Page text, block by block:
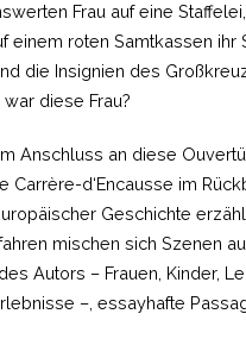
Frau auf eine
einem roten Samtkassen ihr
die Insignien des
diese Frau?
Anschluss an diese
Carrère-d‘Encausse im
Geschichte
mischen sich Szenen
Autors – Frauen, Kinder,
–, essayhafte